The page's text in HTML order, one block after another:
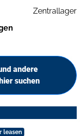
Zentrallager
andere
suchen
leasen